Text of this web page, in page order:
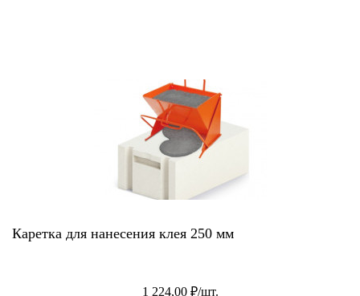
Каретка для нанесения клея 250 мм
1 224,00 ₽/шт.